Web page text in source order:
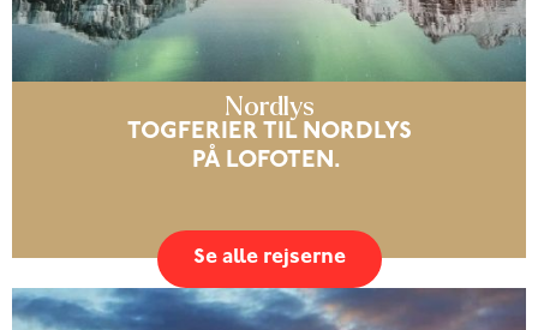
Nordlys
TOGFERIER TIL NORDLYS
PÅ LOFOTEN.
Se alle rejserne